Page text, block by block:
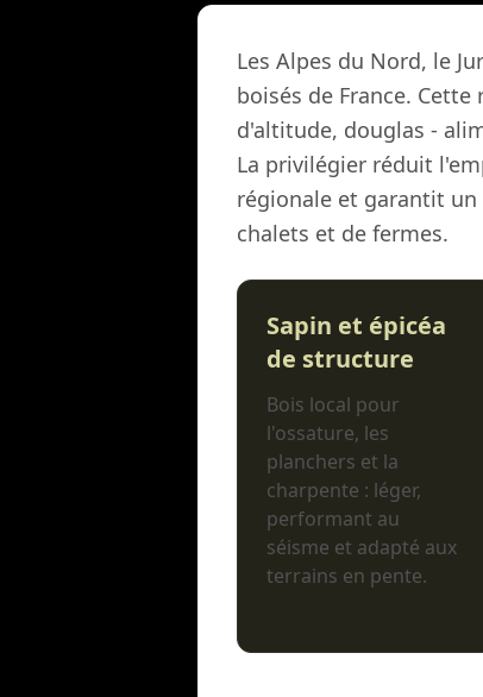
Les Alpes du Nord, le
boisés de France.
d'altitude, douglas -
La privilégier réduit
régionale et garantit
chalets et de fermes.
Sapin et épicéa
de structure
Bois local pour
l'ossature, les
planchers et la
charpente : léger,
performant au
séisme et adapté aux
terrains en pente.